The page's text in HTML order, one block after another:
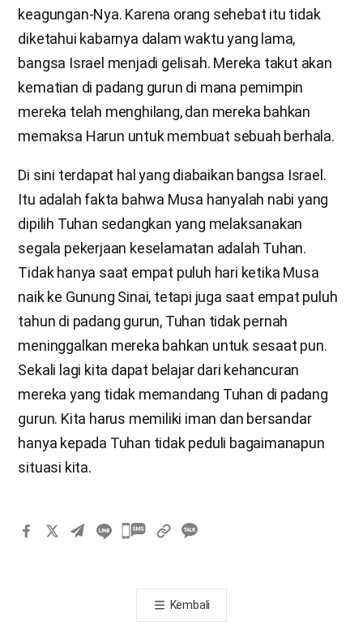
keagungan-Nya. Karena orang sehebat itu tidak
diketahui kabarnya dalam waktu yang lama,
bangsa Israel menjadi gelisah. Mereka takut akan
kematian di padang gurun di mana pemimpin
mereka telah menghilang, dan mereka bahkan
memaksa Harun untuk membuat sebuah berhala.
Di sini terdapat hal yang diabaikan bangsa Israel.
Itu adalah fakta bahwa Musa hanyalah nabi yang
dipilih Tuhan sedangkan yang melaksanakan
segala pekerjaan keselamatan adalah Tuhan.
Tidak hanya saat empat puluh hari ketika Musa
naik ke Gunung Sinai, tetapi juga saat empat puluh
tahun di padang gurun, Tuhan tidak pernah
meninggalkan mereka bahkan untuk sesaat pun.
Sekali lagi kita dapat belajar dari kehancuran
mereka yang tidak memandang Tuhan di padang
gurun. Kita harus memiliki iman dan bersandar
hanya kepada Tuhan tidak peduli bagaimanapun
situasi kita.
카
톡
공
Kembali